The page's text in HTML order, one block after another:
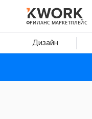
ФРИЛАНС МАРКЕТПЛЕЙС
Дизайн